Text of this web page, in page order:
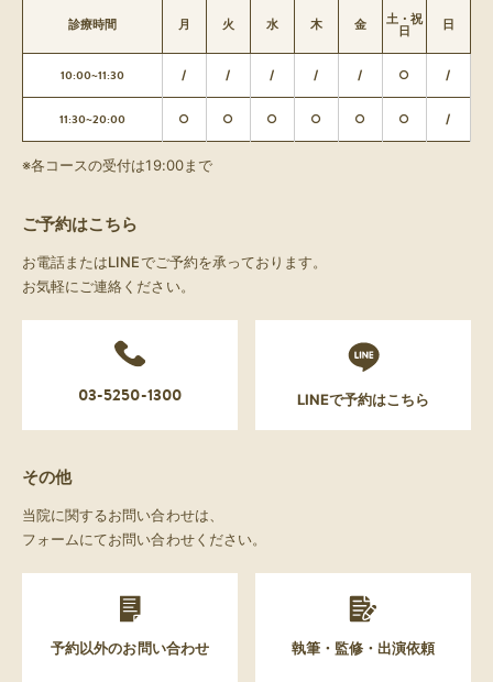
診療時間 月 火 水 木 金 土・祝
日 日
10:00~11:30 / / / / / ○ /
11:30~20:00 ○ ○ ○ ○ ○ ○ /
※各コースの受付は19:00まで
ご予約はこちら
お電話またはLINEでご予約を承っております。
お気軽にご連絡ください。
03-5250-1300 LINEで予約はこちら
その他
当院に関するお問い合わせは、
フォームにてお問い合わせください。
予約以外のお問い合わせ 執筆・監修・出演依頼